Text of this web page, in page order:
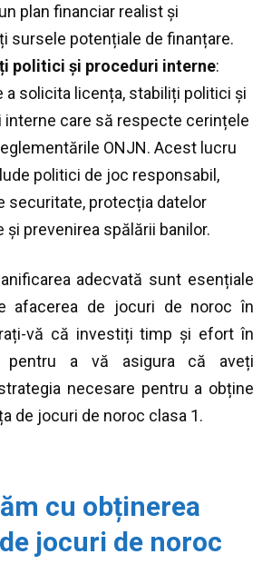
plan financiar realist și
sursele potențiale de finanțare.
politici și proceduri interne:
a solicita licența, stabiliți politici și
interne care să respecte cerințele
ONJN. Acest lucru
politici de joc responsabil,
securitate, protecția datelor
și prevenirea spălării banilor.
adecvată sunt esențiale
afacerea de jocuri de noroc în
vă că investiți timp și efort în
pentru a vă asigura că aveți
necesare pentru a obține
de jocuri de noroc clasa 1.
cu obținerea
jocuri de noroc